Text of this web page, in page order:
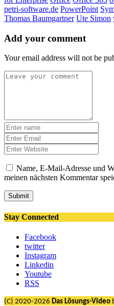
petri-software.de PowerPoint
Thomas Baumgartner Ute Simon
Add your comment
Your email address will not be
Name, E-Mail-Adresse und
meinen nächsten Kommentar
Submit
Stay Connected
Facebook
twitter
Instagram
Linkedin
Youtube
RSS
(C) 2020-2026 Das Lösungs-Video